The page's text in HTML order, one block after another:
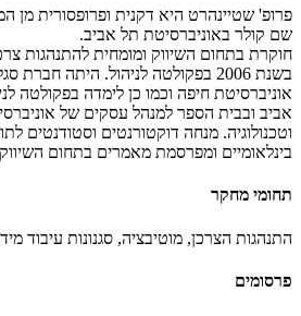
פרופ' שטיינהרט היא דקנית ופרופסורית מן
שם קולר באוניברסיטת תל אביב.
חוקרת בתחום השיווק ומומחית להתנהגות
בשנת 2006 בפקולטה לניהול. היתה
אוניברסיטת חיפה וכמו כן לימדה בפקולטה
אביב ובבית הספר למנהל עסקים של
וטכנולוגיה. מנחה דוקטורנטים וסטודנטים
בינלאומיים ומפרסמת מאמרים בתחום
תחומי מחקר
התנהגות הצרכן, מוטיבציה, סגנונות עיבוד
פרסומים